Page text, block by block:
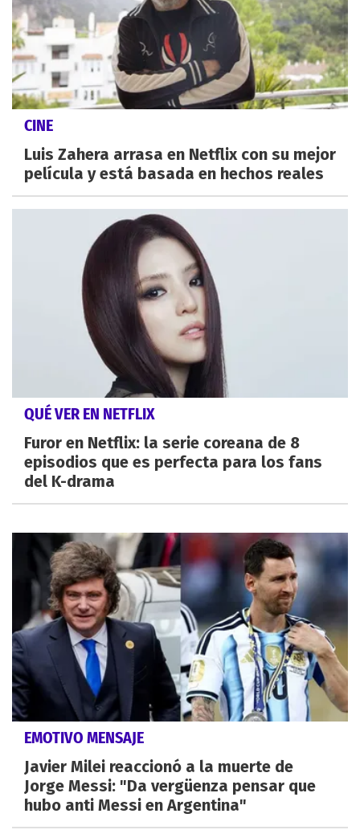
CINE
Luis Zahera arrasa en Netflix con su mejor
película y está basada en hechos reales
QUÉ VER EN NETFLIX
Furor en Netflix: la serie coreana de 8
episodios que es perfecta para los fans
del K-drama
EMOTIVO MENSAJE
Javier Milei reaccionó a la muerte de
Jorge Messi: "Da vergüenza pensar que
hubo anti Messi en Argentina"